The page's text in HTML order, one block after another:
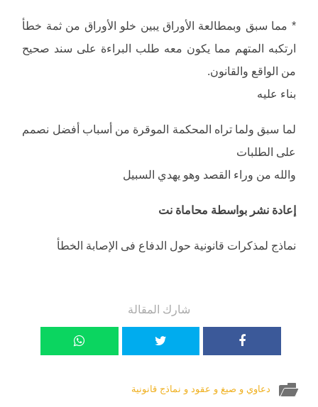
* مما سبق وبمطالعة الأوراق يبين خلو الأوراق من ثمة خطأ
ارتكبه المتهم مما يكون معه طلب البراءة على سند صحيح
من الواقع والقانون.
بناء عليه
لما سبق ولما تراه المحكمة الموقرة من أسباب أفضل نصمم
على الطلبات
والله من وراء القصد وهو يهدي السبيل
إعادة نشر بواسطة محاماة نت
نماذج لمذكرات قانونية حول الدفاع فى الإصابة الخطأ
شارك المقالة
دعاوي و صيغ و عقود و نماذج قانونية